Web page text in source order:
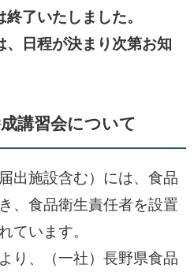
了いたしました。
日程が決まり次第お知
講習会について
出施設含む）には、食品
、食品衛生責任者を設置
ています。
り、（一社）長野県食品